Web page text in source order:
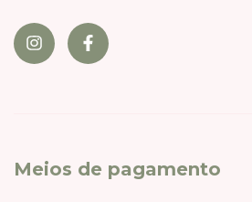
Meios de pagamento